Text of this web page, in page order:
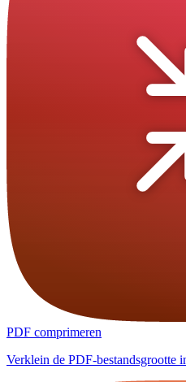
PDF comprimeren
Verklein de PDF-bestandsgrootte